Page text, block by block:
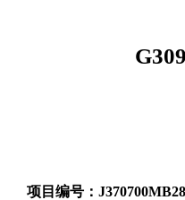
项目编号：